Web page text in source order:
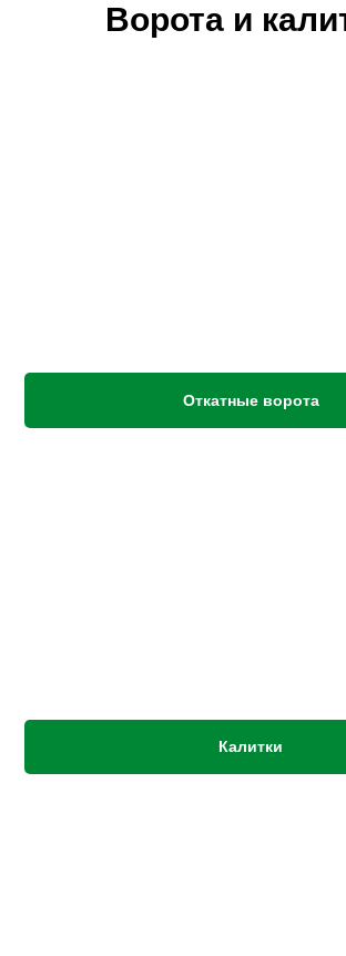
Ворота и
Откатные ворота
Калитки